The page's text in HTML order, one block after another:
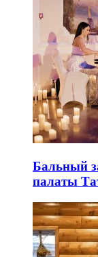
Бальный
палаты